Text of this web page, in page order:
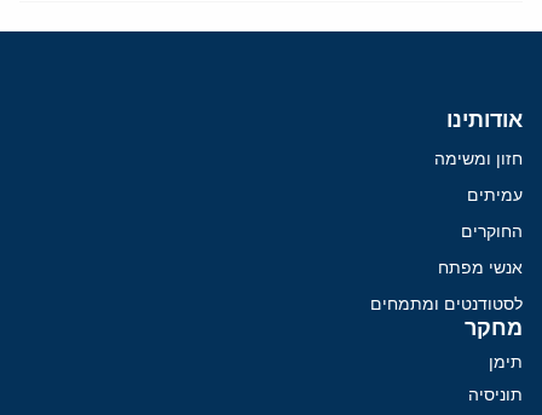
אודותינו
חזון ומשימה
עמיתים
החוקרים
אנשי מפתח
לסטודנטים ומתמחים
מחקר
תימן
תוניסיה